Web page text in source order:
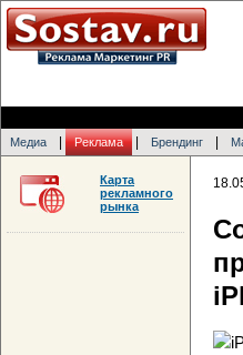
Медиа Реклама Брендинг
Карта
рекламного
рынка